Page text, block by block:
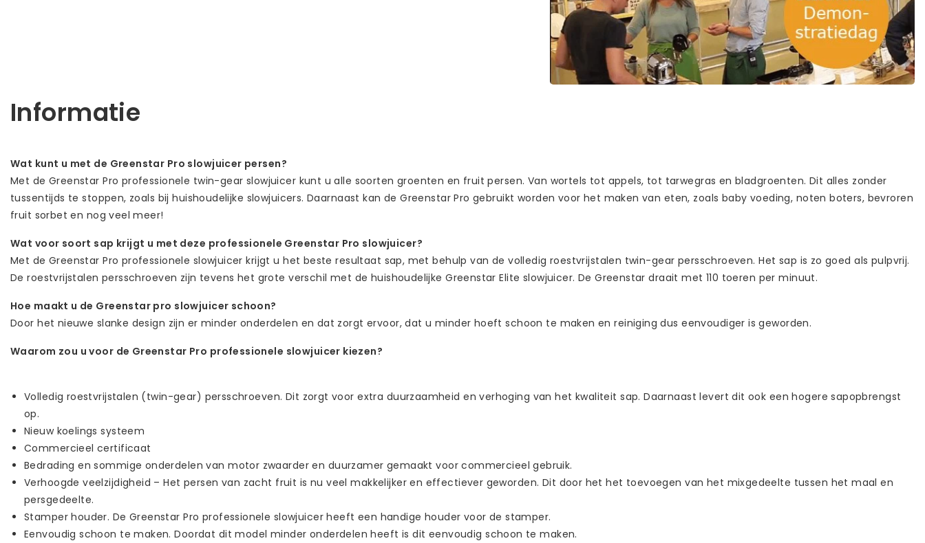
Informatie
Wat kunt u met de Greenstar Pro slowjuicer persen?
Met de Greenstar Pro professionele twin-gear slowjuicer kunt u alle soorten groenten en fruit persen. Van wortels tot appels, tot tarwegras en bladgroenten. Dit alles zonder
tussentijds te stoppen, zoals bij huishoudelijke slowjuicers. Daarnaast kan de Greenstar Pro gebruikt worden voor het maken van eten, zoals baby voeding, noten boters, bevroren
fruit sorbet en nog veel meer!
Wat voor soort sap krijgt u met deze professionele Greenstar Pro slowjuicer?
Met de Greenstar Pro professionele slowjuicer krijgt u het beste resultaat sap, met behulp van de volledig roestvrijstalen twin-gear persschroeven. Het sap is zo goed als pulpvrij.
De roestvrijstalen persschroeven zijn tevens het grote verschil met de huishoudelijke Greenstar Elite slowjuicer. De Greenstar draait met 110 toeren per minuut.
Hoe maakt u de Greenstar pro slowjuicer schoon?
Door het nieuwe slanke design zijn er minder onderdelen en dat zorgt ervoor, dat u minder hoeft schoon te maken en reiniging dus eenvoudiger is geworden.
Waarom zou u voor de Greenstar Pro professionele slowjuicer kiezen?
Volledig roestvrijstalen (twin-gear) persschroeven. Dit zorgt voor extra duurzaamheid en verhoging van het kwaliteit sap. Daarnaast levert dit ook een hogere sapopbrengst
op.
Nieuw koelings systeem
Commercieel certificaat
Bedrading en sommige onderdelen van motor zwaarder en duurzamer gemaakt voor commercieel gebruik.
Verhoogde veelzijdigheid – Het persen van zacht fruit is nu veel makkelijker en effectiever geworden. Dit door het het toevoegen van het mixgedeelte tussen het maal en
persgedeelte.
Stamper houder. De Greenstar Pro professionele slowjuicer heeft een handige houder voor de stamper.
Eenvoudig schoon te maken. Doordat dit model minder onderdelen heeft is dit eenvoudig schoon te maken.